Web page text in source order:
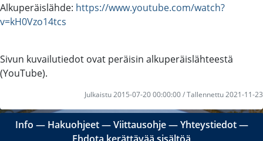
Alkuperäislähde: https://www.youtube.com/watch?
v=kH0Vzo14tcs
Sivun kuvailutiedot ovat peräisin alkuperäislähteestä
(YouTube).
Julkaistu 2015-07-20 00:00:00 / Tallennettu 2021-11-23
Info ― Hakuohjeet―Viittausohje―Yhteystiedot―